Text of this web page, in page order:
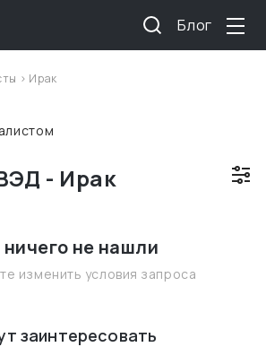
Блог
> Ирак
- Ирак
не нашли
изменить условия запроса
заинтересовать